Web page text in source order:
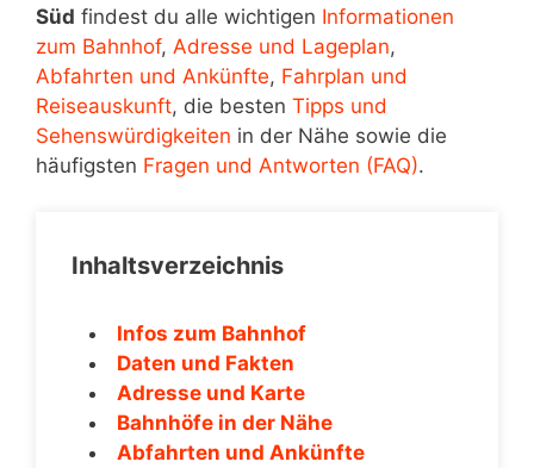
Süd findest du alle wichtigen Informationen
zum Bahnhof, Adresse und Lageplan,
Abfahrten und Ankünfte, Fahrplan und
Reiseauskunft, die besten Tipps und
Sehenswürdigkeiten in der Nähe sowie die
häufigsten Fragen und Antworten (FAQ).
Inhaltsverzeichnis
Infos zum Bahnhof
Daten und Fakten
Adresse und Karte
Bahnhöfe in der Nähe
Abfahrten und Ankünfte